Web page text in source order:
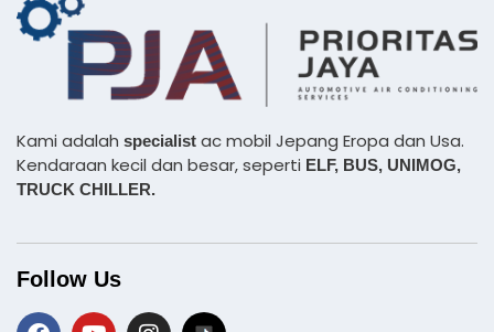
Kami adalah specialist ac mobil Jepang Eropa dan Usa.
Kendaraan kecil dan besar, seperti ELF, BUS, UNIMOG,
TRUCK CHILLER.
Follow Us